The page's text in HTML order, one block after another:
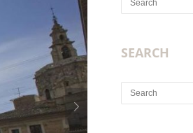
SEARCH